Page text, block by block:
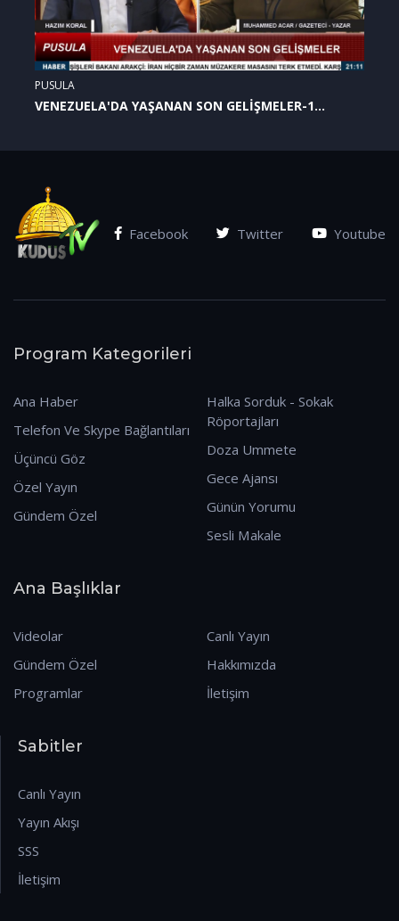
PUSULA
VENEZUELA'DA YAŞANAN SON GELİŞMELER-1
Facebook Twitter Youtube
Program Kategorileri
Ana Haber
Telefon Ve Skype Bağlantıları
Üçüncü Göz
Özel Yayın
Gündem Özel
Halka Sorduk - Sokak
Röportajları
Doza Ummete
Gece Ajansı
Günün Yorumu
Sesli Makale
Ana Başlıklar
Videolar
Gündem Özel
Programlar
Canlı Yayın
Hakkımızda
İletişim
Sabitler
Canlı Yayın
Yayın Akışı
SSS
İletişim